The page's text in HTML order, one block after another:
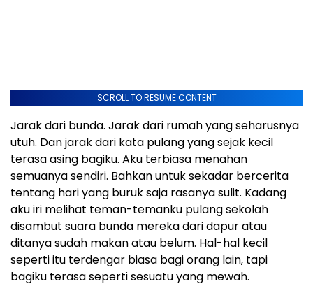
SCROLL TO RESUME CONTENT
Jarak dari bunda. Jarak dari rumah yang seharusnya
utuh. Dan jarak dari kata pulang yang sejak kecil
terasa asing bagiku. Aku terbiasa menahan
semuanya sendiri. Bahkan untuk sekadar bercerita
tentang hari yang buruk saja rasanya sulit. Kadang
aku iri melihat teman-temanku pulang sekolah
disambut suara bunda mereka dari dapur atau
ditanya sudah makan atau belum. Hal-hal kecil
seperti itu terdengar biasa bagi orang lain, tapi
bagiku terasa seperti sesuatu yang mewah.